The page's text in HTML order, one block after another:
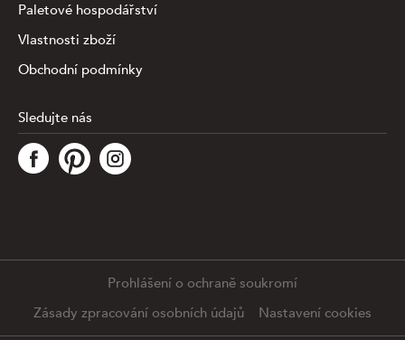
Tato stránka využívá soubory cookies ke shromažďování a
analýze informací o výkonu a používání webu, zajištění
fungování funkcí ze sociálních médií a ke zlepšení a
Podrobné nastavení Souhlasím se všemi cookies
Paletové hospodářství
Vlastnosti zboží
Obchodní podmínky
Sledujte nás
Prohlášení o ochraně soukromí
Zásady zpracování osobních údajů
Nastavení cookies